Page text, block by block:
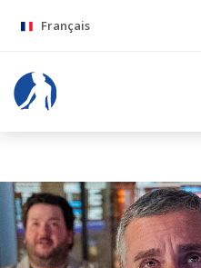
Français